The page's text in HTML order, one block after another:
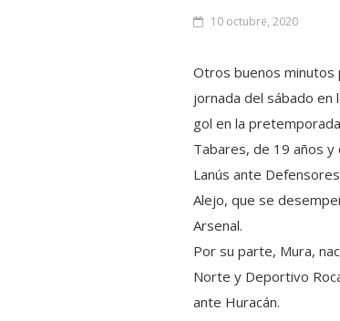
10 octubre, 2020
Otros buenos minutos
jornada del sábado
gol en la
Tabares, de 19 años
Lanús ante
Alejo, que se
Arsenal.
Por su parte, Mura,
Norte y Deportivo
ante Huracán.